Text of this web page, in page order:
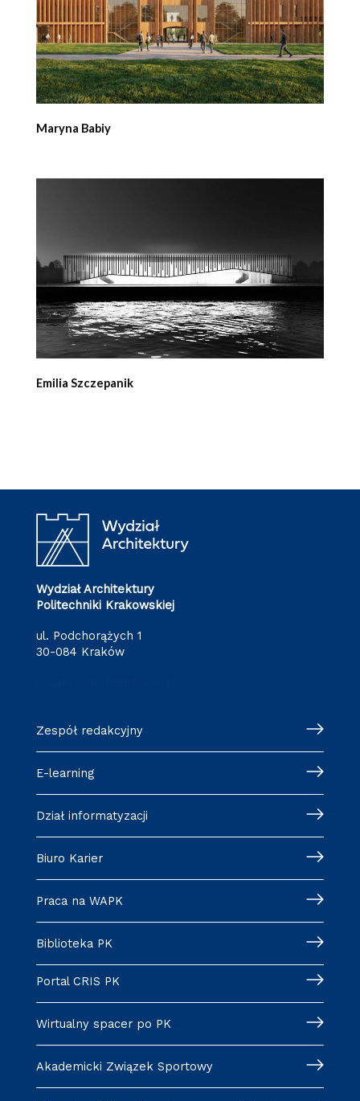
Maryna Babiy
Emilia Szczepanik
Wydział Architektury
Politechniki Krakowskiej
ul. Podchorążych 1
30-084 Kraków
Zespół redakcyjny
E-learning
Dział informatyzacji
Biuro Karier
Praca na WAPK
Biblioteka PK
Portal CRIS PK
Wirtualny spacer po PK
Akademicki Związek Sportowy